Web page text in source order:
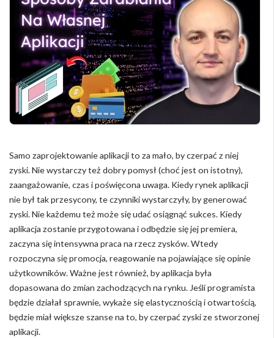
Samo zaprojektowanie aplikacji to za mało, by czerpać z niej
zyski. Nie wystarczy też dobry pomysł (choć jest on istotny),
zaangażowanie, czas i poświęcona uwaga. Kiedy rynek aplikacji
nie był tak przesycony, te czynniki wystarczyły, by generować
zyski. Nie każdemu też może się udać osiągnąć sukces. Kiedy
aplikacja zostanie przygotowana i odbędzie się jej premiera,
zaczyna się intensywna praca na rzecz zysków. Wtedy
rozpoczyna się promocja, reagowanie na pojawiające się opinie
użytkowników. Ważne jest również, by aplikacja była
dopasowana do zmian zachodzących na rynku. Jeśli programista
będzie działał sprawnie, wykaże się elastycznością i otwartością,
będzie miał większe szanse na to, by czerpać zyski ze stworzonej
aplikacji.